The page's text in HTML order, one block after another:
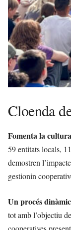
Cloenda
Fomenta la
59 entitats locals,
demostren
gestionin
Un procés dinàmic
tot amb l’objectiu